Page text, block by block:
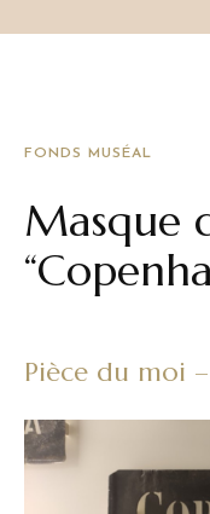
FONDS MUSÉAL
Masque
Pièce du moi